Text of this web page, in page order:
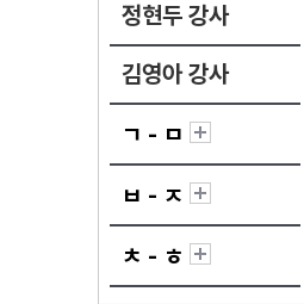
정현두 강사
김영아 강사
ㄱ - ㅁ
ㅂ - ㅈ
ㅊ - ㅎ